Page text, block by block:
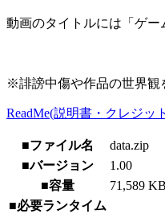
動画のタイトルには「ゲー
※誹謗中傷や作品の世界観
ReadMe(説明書・クレジッ
■ファイル名
data.zip
■バージョン
1.00
■容量
71,589
■必要ランタイム